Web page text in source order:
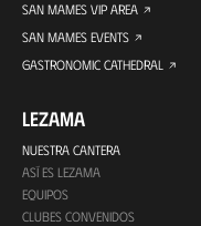
SAN MAMES VIP AREA
SAN MAMES EVENTS
GASTRONOMIC CATHEDRAL
LEZAMA
NUESTRA CANTERA
ASÍ ES LEZAMA
EQUIPOS
CLUBES CONVENIDOS